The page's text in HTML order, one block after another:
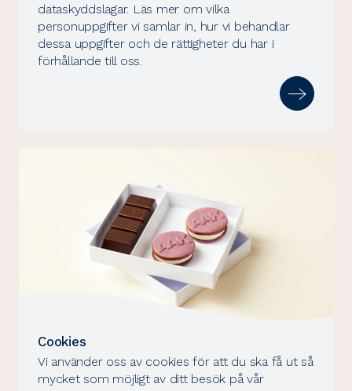
dataskyddslagar. Läs mer om vilka
personuppgifter vi samlar in, hur vi behandlar
dessa uppgifter och de rättigheter du har i
förhållande till oss.
Cookies
Vi använder oss av cookies för att du ska få ut så
mycket som möjligt av ditt besök på vår